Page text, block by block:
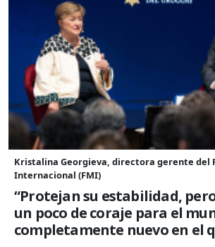
Kristalina Georgieva, directora gerente del
Internacional (FMI)
“Protejan su estabilidad,
un poco de coraje para el
completamente nuevo en el